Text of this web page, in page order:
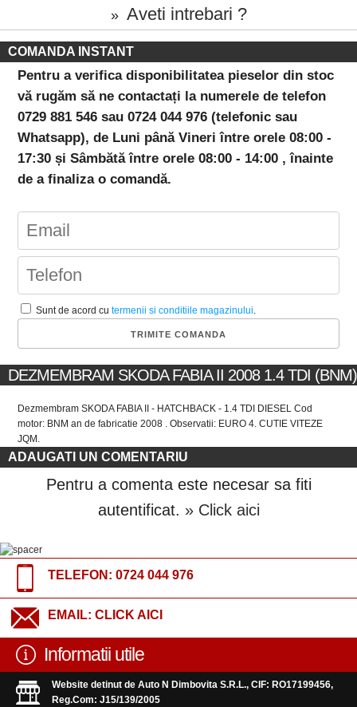
» Aveti intrebari ?
COMANDA INSTANT
Pentru a verifica disponibilitatea pieselor din stoc
vă rugăm să ne contactați la numerele de telefon
0729 881 546 sau 0724 044 976 (telefonic sau
Whatsapp), de Luni până Vineri între orele 08:00 -
17:30 și Sâmbătă între orele 08:00 - 14:00 , înainte
de a finaliza o comandă.
Sunt de acord cutermenii si conditiile magazinului.
DEZMEMBRAM SKODA FABIA II 2008 1.4 TDI (BNM)
Dezmembram SKODA FABIA II - HATCHBACK - 1.4 TDI DIESEL Cod
motor: BNM an de fabricatie 2008 . Observatii: EURO 4. CUTIE VITEZE
JQM.
ADAUGATI UN COMENTARIU
Pentru a comenta este necesar sa fiti
autentificat. » Click aici
TELEFON: 0724 044 976
EMAIL: CLICK AICI
Informatii utile
Website detinut de Auto N Dimbovita S.R.L., CIF: RO17199456,
Reg.Com: J15/139/2005